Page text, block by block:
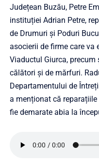
Județean Buzău, Petre
instituției Adrian Petre,
de Drumuri și Poduri
asocierii de firme care va
Viaductul Giurca,
călători și de mărfuri.
Departamentului de
a menționat că
fie demarate abia la